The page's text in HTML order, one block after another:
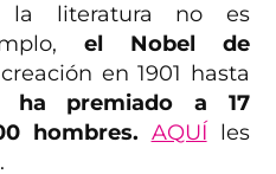
la literatura no es
el Nobel de
en 1901 hasta
ha premiado a 17
hombres. AQUÍ les